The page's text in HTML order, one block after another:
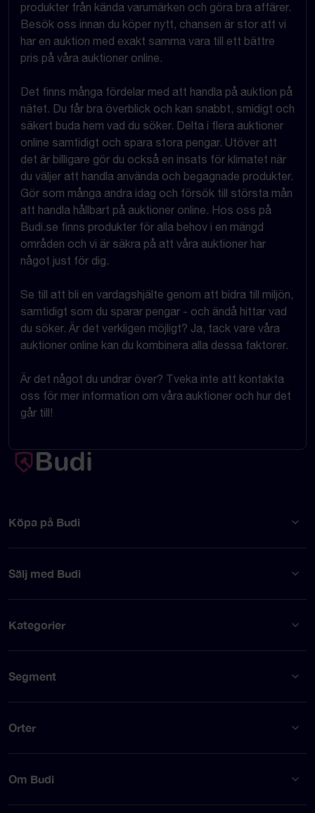
produkter från kända varumärken och göra bra affärer.
Besök oss innan du köper nytt, chansen är stor att vi
har en auktion med exakt samma vara till ett bättre
pris på våra auktioner online.
Det finns många fördelar med att handla på auktion på
nätet. Du får bra överblick och kan snabbt, smidigt och
säkert buda hem vad du söker. Delta i flera auktioner
online samtidigt och spara stora pengar. Utöver att
det är billigare gör du också en insats för klimatet när
du väljer att handla använda och begagnade produkter.
Gör som många andra idag och försök till största mån
att handla hållbart på auktioner online. Hos oss på
Budi.se finns produkter för alla behov i en mängd
områden och vi är säkra på att våra auktioner har
något just för dig.
Se till att bli en vardagshjälte genom att bidra till miljön,
samtidigt som du sparar pengar - och ändå hittar vad
du söker. Är det verkligen möjligt? Ja, tack vare våra
auktioner online kan du kombinera alla dessa faktorer.
Är det något du undrar över? Tveka inte att kontakta
oss för mer information om våra auktioner och hur det
går till!
Köpa på Budi
Sälj med Budi
Kategorier
Segment
Orter
Om Budi